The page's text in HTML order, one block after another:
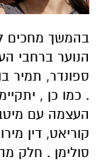
בהמשך מחכים
הנוער ברחבי
ספונדר, תמיר
. כמו כן ,
העצמה עם מיטב
קוריאט, דין
סולימן . חלק